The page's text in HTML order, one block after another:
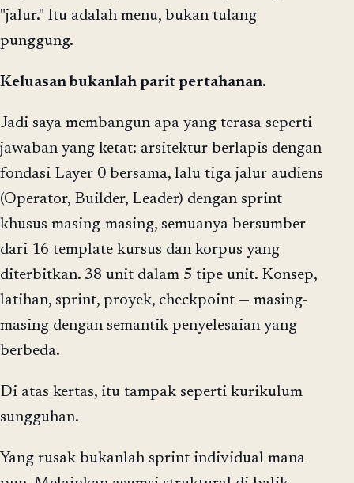
"jalur." Itu adalah menu, bukan tulang
punggung.
Keluasan bukanlah parit pertahanan.
Jadi saya membangun apa yang terasa seperti
jawaban yang ketat: arsitektur berlapis dengan
fondasi Layer 0 bersama, lalu tiga jalur audiens
(Operator, Builder, Leader) dengan sprint
khusus masing-masing, semuanya bersumber
dari 16 template kursus dan korpus yang
diterbitkan. 38 unit dalam 5 tipe unit. Konsep,
latihan, sprint, proyek, checkpoint — masing-
masing dengan semantik penyelesaian yang
berbeda.
Di atas kertas, itu tampak seperti kurikulum
sungguhan.
Yang rusak bukanlah sprint individual mana